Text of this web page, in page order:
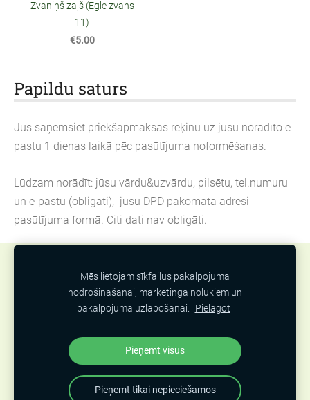
Papildu saturs
Jūs saņemsiet priekšapmaksas rēķinu uz jūsu norādīto e-
pastu 1 dienas laikā pēc pasūtījuma noformēšanas.
Lūdzam norādīt: jūsu vārdu&uzvārdu, pilsētu, tel.numuru
un e-pastu (obligāti); jūsu DPD pakomata adresi
pasūtījuma formā. Citi dati nav obligāti.
Zvaniņš zaļš (Egle zvans
11)
€5.00
Mēs lietojam sīkfailus pakalpojuma
nodrošināšanai, mārketinga nolūkiem un
pakalpojuma uzlabošanai. Pielāgot
Pieņemt visus
Pieņemt tikai nepieciešamos